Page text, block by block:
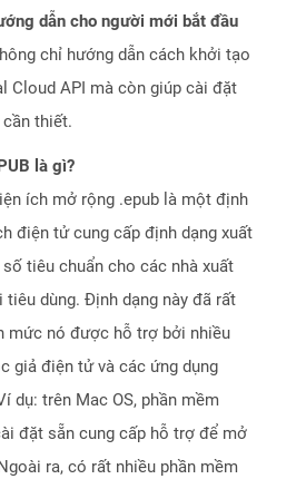
dẫn cho người mới bắt đầu
chỉ hướng dẫn cách khởi tạo
Cloud API mà còn giúp cài đặt
thiết.
là gì?
ích mở rộng .epub là một định
điện tử cung cấp định dạng xuất
tiêu chuẩn cho các nhà xuất
tiêu dùng. Định dạng này đã rất
mức nó được hỗ trợ bởi nhiều
giả điện tử và các ứng dụng
dụ: trên Mac OS, phần mềm
đặt sẵn cung cấp hỗ trợ để mở
ra, có rất nhiều phần mềm